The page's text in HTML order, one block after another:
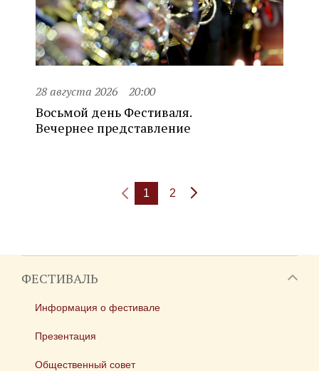
28 августа 2026 20:00
Восьмой день Фестиваля.
Вечернее представление
1 2
ФЕСТИВАЛЬ
Информация о фестивале
Презентация
Общественный совет